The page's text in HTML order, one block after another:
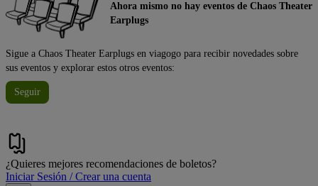
Ahora mismo no hay eventos de Chaos Theater
Earplugs
Sigue a Chaos Theater Earplugs en viagogo para recibir novedades sobre
sus eventos y explorar estos otros eventos:
Seguir
¿Quieres mejores recomendaciones de boletos?
Iniciar Sesión / Crear una cuenta